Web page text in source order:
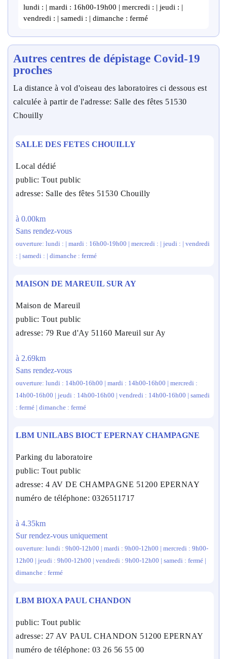
lundi : | mardi : 16h00-19h00 | mercredi : | jeudi : |
vendredi : | samedi : | dimanche : fermé
Autres centres de dépistage Covid-19
proches
La distance à vol d'oiseau des laboratoires ci dessous est
calculée à partir de l'adresse: Salle des fêtes 51530
Chouilly
SALLE DES FETES CHOUILLY
Local dédié
public: Tout public
adresse: Salle des fêtes 51530 Chouilly
à 0.00km
Sans rendez-vous
ouverture: lundi : | mardi : 16h00-19h00 | mercredi : | jeudi : | vendredi
: | samedi : | dimanche : fermé
MAISON DE MAREUIL SUR AY
Maison de Mareuil
public: Tout public
adresse: 79 Rue d'Ay 51160 Mareuil sur Ay
à 2.69km
Sans rendez-vous
ouverture: lundi : 14h00-16h00 | mardi : 14h00-16h00 | mercredi :
14h00-16h00 | jeudi : 14h00-16h00 | vendredi : 14h00-16h00 | samedi
: fermé | dimanche : fermé
LBM UNILABS BIOCT EPERNAY CHAMPAGNE
Parking du laboratoire
public: Tout public
adresse: 4 AV DE CHAMPAGNE 51200 EPERNAY
numéro de téléphone: 0326511717
à 4.35km
Sur rendez-vous uniquement
ouverture: lundi : 9h00-12h00 | mardi : 9h00-12h00 | mercredi : 9h00-
12h00 | jeudi : 9h00-12h00 | vendredi : 9h00-12h00 | samedi : fermé |
dimanche : fermé
LBM BIOXA PAUL CHANDON
public: Tout public
adresse: 27 AV PAUL CHANDON 51200 EPERNAY
numéro de téléphone: 03 26 56 55 00